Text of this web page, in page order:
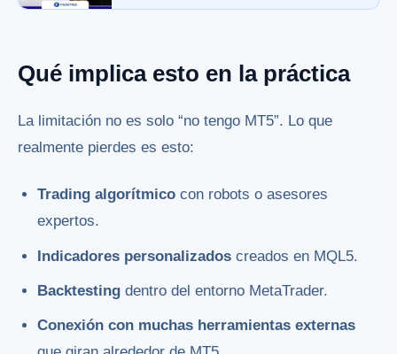
Qué implica esto en la práctica
La limitación no es solo “no tengo MT5”. Lo que
realmente pierdes es esto:
Trading algorítmico con robots o asesores
expertos.
Indicadores personalizados creados en MQL5.
Backtesting dentro del entorno MetaTrader.
Conexión con muchas herramientas externas